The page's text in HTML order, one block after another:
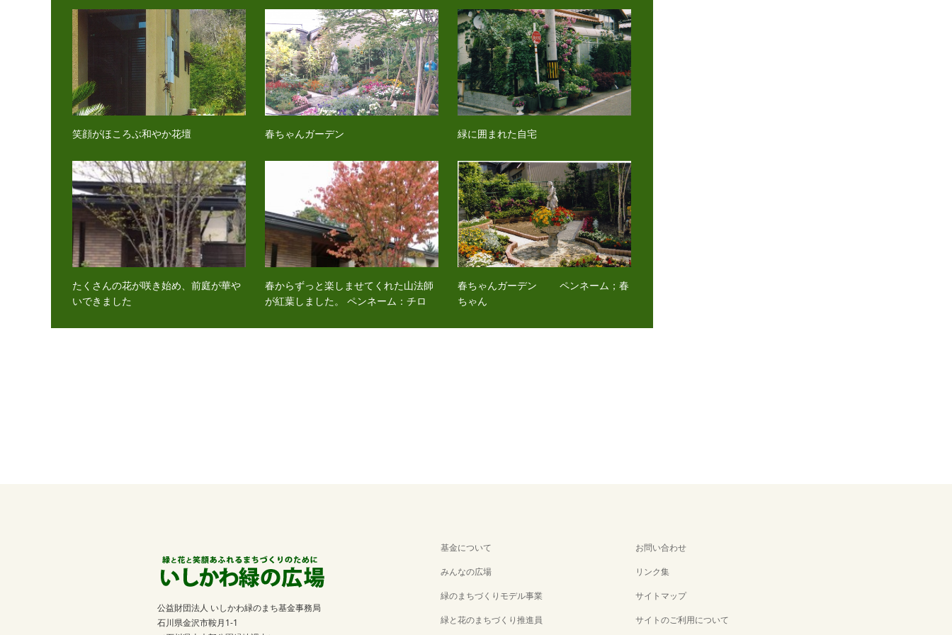
笑顔がほころぶ和やか花壇 春ちゃんガーデン 緑に囲まれた自宅
たくさんの花が咲き始め、前庭が華や
いできました
春からずっと楽しませてくれた山法師
が紅葉しました。 ペンネーム：チロ
春ちゃんガーデン ペンネーム；春
ちゃん
基金について
みんなの広場
緑のまちづくりモデル事業
緑と花のまちづくり推進員
お問い合わせ
リンク集
サイトマップ
サイトのご利用について
公益財団法人 いしかわ緑のまち基金事務局
石川県金沢市鞍月1-1